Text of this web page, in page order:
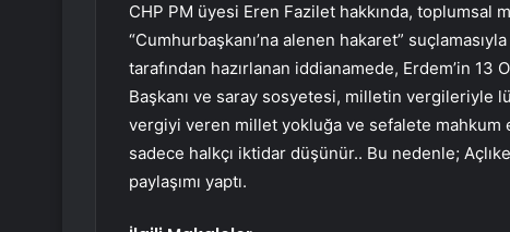
CHP PM üyesi Eren Fazilet hakkında, toplumsal
“Cumhurbaşkanı’na alenen hakaret”
tarafından hazırlanan iddianamede, Erdem’in 13
Başkanı ve saray sosyetesi, milletin vergileriyle
vergiyi veren millet yokluğa ve sefalete mahkum
sadece halkçı iktidar düşünür.. Bu nedenle;
paylaşımı yaptı.